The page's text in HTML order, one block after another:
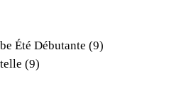
Été Débutante (9)
(9)